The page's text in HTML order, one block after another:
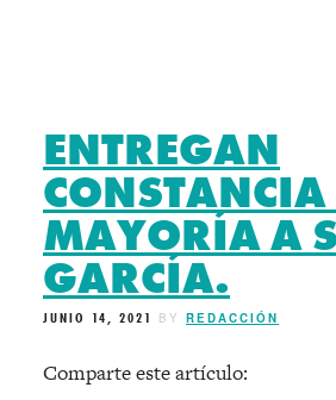
ENTREGAN
CONSTANCIA
MAYORÍA A
GARCÍA.
JUNIO 14, 2021 BY REDACCIÓN
Comparte este artículo: